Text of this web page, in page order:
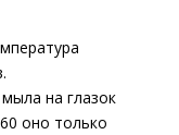
на глазок
оно только